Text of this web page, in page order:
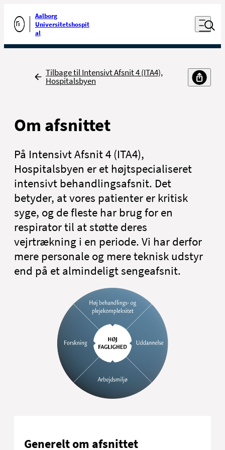
Gå til forsiden
Aalborg
Universitetshospit
al
Åben
Udfør søgning
Tilbage
Tilbage til Intensivt Afsnit 4 (ITA4),
Hospitalsbyen
Om afsnittet
På Intensivt Afsnit 4 (ITA4),
Hospitalsbyen er et højtspecialiseret
intensivt behandlingsafsnit. Det
betyder, at vores patienter er kritisk
syge, og de fleste har brug for en
respirator til at støtte deres
vejrtrækning i en periode. Vi har derfor
mere personale og mere teknisk udstyr
end på et almindeligt sengeafsnit.
Generelt om afsnittet